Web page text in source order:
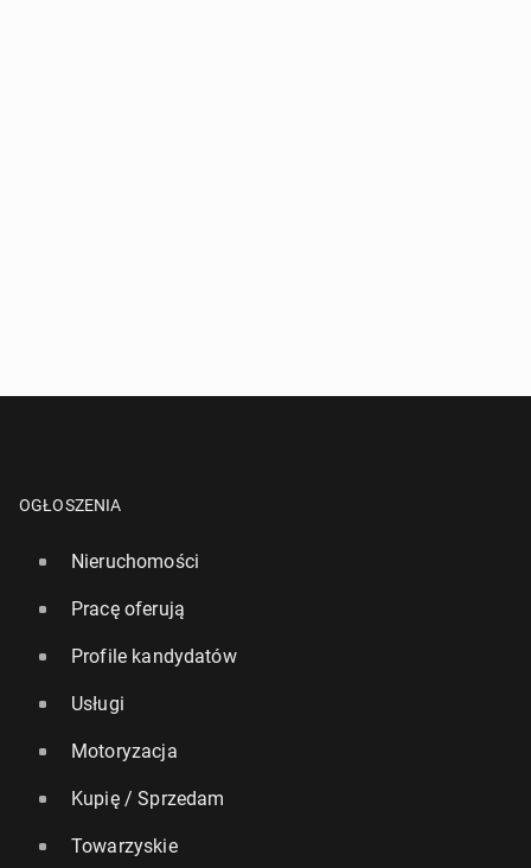
OGŁOSZENIA
Nieruchomości
Pracę oferują
Profile kandydatów
Usługi
Motoryzacja
Kupię / Sprzedam
Towarzyskie